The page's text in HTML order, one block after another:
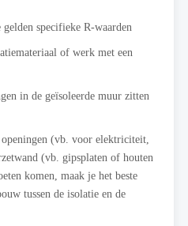
specifieke R-waarden
of werk met een
in de geïsoleerde muur zitten
(vb. voor elektriciteit,
(vb. gipsplaten of houten
komen, maak je het beste
tussen de isolatie en de